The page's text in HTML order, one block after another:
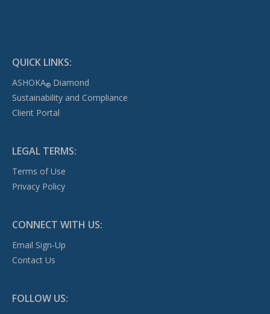
QUICK LINKS:
ASHOKA®Diamond
Sustainability and Compliance
Client Portal
LEGAL TERMS:
Terms of Use
Privacy Policy
CONNECT WITH US:
Email Sign-Up
Contact Us
FOLLOW US: